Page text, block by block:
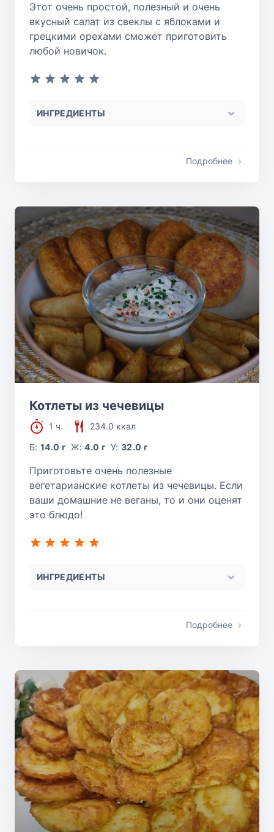
Этот очень простой, полезный и очень
вкусный салат из свеклы с яблоками и
грецкими орехами сможет приготовить
любой новичок.
ИНГРЕДИЕНТЫ
Подробнее
Котлеты из чечевицы
1 ч.
234.0 ккал
Б:14.0 г Ж:4.0 г У:32.0 г
Приготовьте очень полезные
вегетарианские котлеты из чечевицы. Если
ваши домашние не веганы, то и они оценят
это блюдо!
ИНГРЕДИЕНТЫ
Подробнее